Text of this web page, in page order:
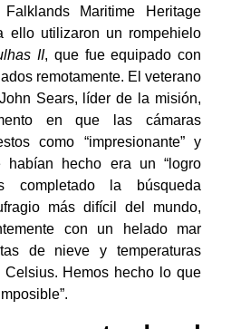
Maritime Heritage
ello utilizaron un rompehielo
II, que fue equipado con
remotamente. El veterano
Sears, líder de la misión,
en que las cámaras
como “impresionante” y
hecho era un “logro
completado la búsqueda
más difícil del mundo,
con un helado mar
de nieve y temperaturas
Celsius. Hemos hecho lo que